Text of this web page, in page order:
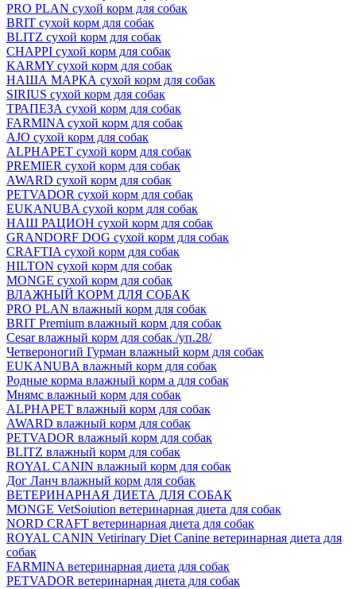
PRO PLAN сухой корм для собак
BRIT сухой корм для собак
BLITZ сухой корм для собак
CHAPPI сухой корм для собак
KARMY сухой корм для собак
НАША МАРКА сухой корм для собак
SIRIUS сухой корм для собак
ТРАПЕЗА сухой корм для собак
FARMINA сухой корм для собак
AJO сухой корм для собак
ALPHAPET сухой корм для собак
PREMIER сухой корм для собак
AWARD сухой корм для собак
PETVADOR сухой корм для собак
EUKANUBA сухой корм для собак
НАШ РАЦИОН сухой корм для собак
GRANDORF DOG сухой корм для собак
CRAFTIA сухой корм для собак
HILTON сухой корм для собак
MONGE сухой корм для собак
ВЛАЖНЫЙ КОРМ ДЛЯ СОБАК
PRO PLAN влажный корм для собак
BRIT Premium влажный корм для собак
Cesar влажный корм для собак /уп.28/
Четвероногий Гурман влажный корм для собак
EUKANUBA влажный корм для собак
Родные корма влажный корм а для собак
Мнямс влажный корм для собак
ALPHAPET влажный корм для собак
AWARD влажный корм для собак
PETVADOR влажный корм для собак
BLITZ влажный корм для собак
ROYAL CANIN влажный корм для собак
Дог Ланч влажный корм для собак
ВЕТЕРИНАРНАЯ ДИЕТА ДЛЯ СОБАК
MONGE VetSoiution ветеринарная диета для собак
NORD CRAFT ветеринарная диета для собак
ROYAL CANIN Vetirinary Diet Canine ветеринарная диета для
собак
FARMINA ветеринарная диета для собак
PETVADOR ветеринарная диета для собак